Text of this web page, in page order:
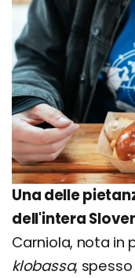
Una delle
dell'intera
Carniola, nota in
klobassa,